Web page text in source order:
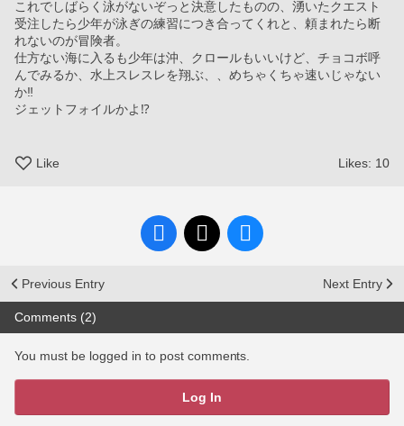
これでしばらく泳がないぞっと決意したものの、湧いたクエスト
受注したら少年が泳ぎの練習につき合ってくれと、頼まれたら断
れないのが冒険者。
仕方ない海に入るも少年は沖、クロールもいいけど、チョコボ呼
んでみるか、水上スレスレを翔ぶ、、めちゃくちゃ速いじゃない
か‼︎
ジェットフォイルかよ⁉︎
Like Likes: 10
Previous Entry Next Entry
Comments (2)
You must be logged in to post comments.
Log In